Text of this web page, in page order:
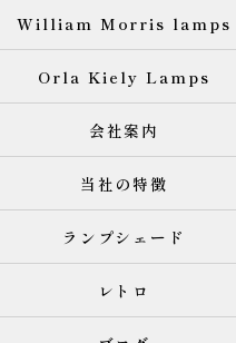
William Morris lamps
Orla Kiely Lamps
会社案内
当社の特徴
ランプシェード
レトロ